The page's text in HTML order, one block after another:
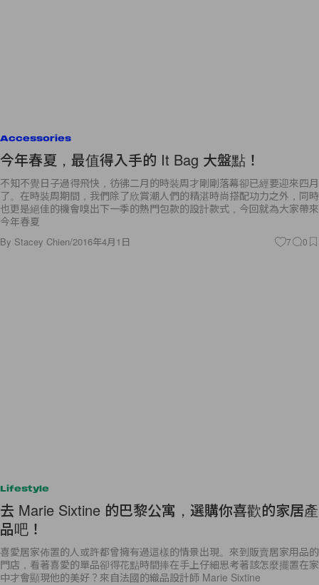
Accessories
今年春夏，最值得入手的 It Bag 大盤點！
不知不覺日子過得飛快，彷彿二月的時裝周才剛剛落幕卻已經要迎來四月
了。在時裝周期間，我們除了欣賞潮人們的精湛時尚搭配功力之外，同時
也更是絕佳的機會嗅出下一季的熱門包款的設計款式，今回就為大家帶來
今年春夏
By Stacey Chien/2016年4月1日 7 0
Lifestyle
去 Marie Sixtine 的巴黎公寓，選購你喜歡的家居產
品吧！
喜愛居家佈置的人或許都曾擁有過這樣的情景出現。來到販賣居家用品的
門店，看著喜愛的單品卻得花點時間捧在手上仔細思考著該怎麼擺置在家
中才會顯現他的美好？來自法國的織品設計師 Marie Sixtine